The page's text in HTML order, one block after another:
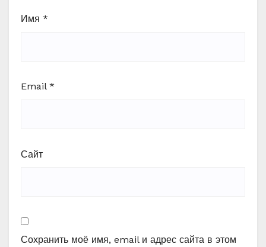
Имя *
Email *
Сайт
Сохранить моё имя, email и адрес сайта в этом